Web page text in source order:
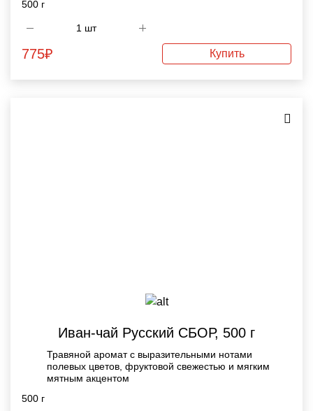
500 г
775₽ Купить
Иван-чай Русский СБОР, 500 г
Травяной аромат с выразительными нотами
полевых цветов, фруктовой свежестью и мягким
мятным акцентом
500 г